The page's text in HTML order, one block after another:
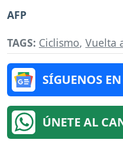
AFP
TAGS: Ciclismo, Vuelta
SÍGUENOS
ÚNETE AL